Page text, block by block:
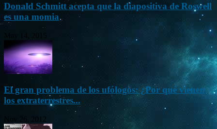
Donald Schmitt acepta que la diapositiva de Roswell
es una momia
El gran problema de los ufólogos: ¿Por qué vienen
los extraterrestres...
Nov 26, 2012